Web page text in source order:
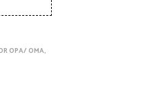
OPA/ OMA,